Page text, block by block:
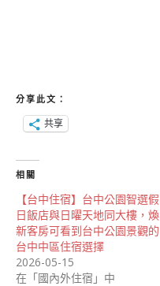
分享此文：
共享
相關
【台中住宿】台中公園智選假
日飯店與日曜天地同大樓，煥
新客房可看到台中公園景觀的
台中中區住宿選擇
2026-05-15
在「國內外住宿」中